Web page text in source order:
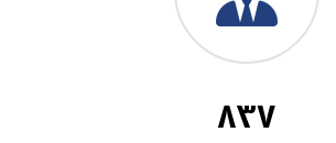
٨٣٧